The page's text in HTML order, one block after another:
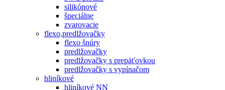
silikónové
špeciálne
zvarovacie
flexo,predlžovačky
flexo šnúry
predlžovačky
predlžovačky s prepäťovkou
predlžovačky s vypínačom
hliníkové
hliníkové NN